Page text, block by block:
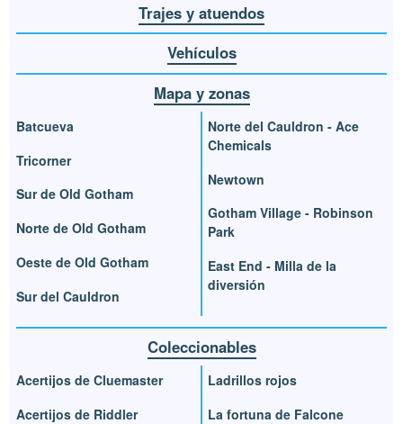
Trajes y atuendos
Vehículos
Mapa y zonas
Batcueva
Tricorner
Sur de Old Gotham
Norte de Old Gotham
Oeste de Old Gotham
Sur del Cauldron
Norte del Cauldron - Ace
Chemicals
Newtown
Gotham Village - Robinson
Park
East End - Milla de la
diversión
Coleccionables
Acertijos de Cluemaster
Acertijos de Riddler
Ladrillos rojos
La fortuna de Falcone